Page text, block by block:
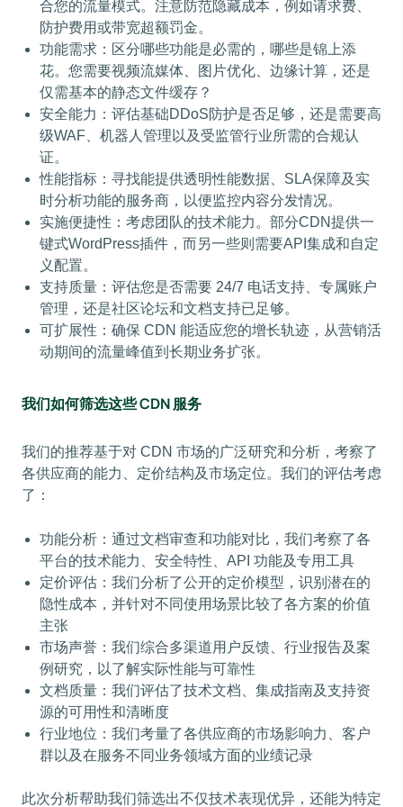
合您的流量模式。注意防范隐藏成本，例如请求费、
防护费用或带宽超额罚金。
功能需求：区分哪些功能是必需的，哪些是锦上添
花。您需要视频流媒体、图片优化、边缘计算，还是
仅需基本的静态文件缓存？
安全能力：评估基础DDoS防护是否足够，还是需要高
级WAF、机器人管理以及受监管行业所需的合规认
证。
性能指标：寻找能提供透明性能数据、SLA保障及实
时分析功能的服务商，以便监控内容分发情况。
实施便捷性：考虑团队的技术能力。部分CDN提供一
键式WordPress插件，而另一些则需要API集成和自定
义配置。
支持质量：评估您是否需要 24/7 电话支持、专属账户
管理，还是社区论坛和文档支持已足够。
可扩展性：确保 CDN 能适应您的增长轨迹，从营销活
动期间的流量峰值到长期业务扩张。
我们如何筛选这些 CDN 服务
我们的推荐基于对 CDN 市场的广泛研究和分析，考察了
各供应商的能力、定价结构及市场定位。我们的评估考虑
了：
功能分析：通过文档审查和功能对比，我们考察了各
平台的技术能力、安全特性、API 功能及专用工具
定价评估：我们分析了公开的定价模型，识别潜在的
隐性成本，并针对不同使用场景比较了各方案的价值
主张
市场声誉：我们综合多渠道用户反馈、行业报告及案
例研究，以了解实际性能与可靠性
文档质量：我们评估了技术文档、集成指南及支持资
源的可用性和清晰度
行业地位：我们考量了各供应商的市场影响力、客户
群以及在服务不同业务领域方面的业绩记录
此次分析帮助我们筛选出不仅技术表现优异，还能为特定